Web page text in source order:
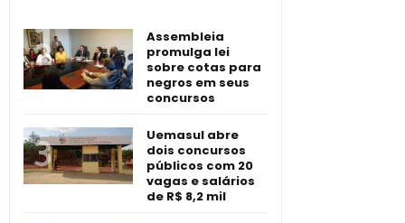
Assembleia
promulga lei
sobre cotas para
negros em seus
concursos
Uemasul abre
dois concursos
públicos com 20
vagas e salários
de R$ 8,2 mil